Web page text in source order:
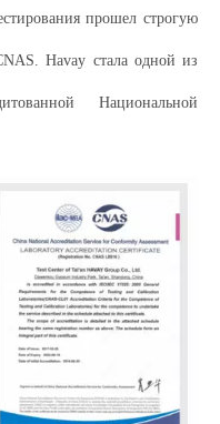
прошел строгую
Havay стала одной из
Национальной